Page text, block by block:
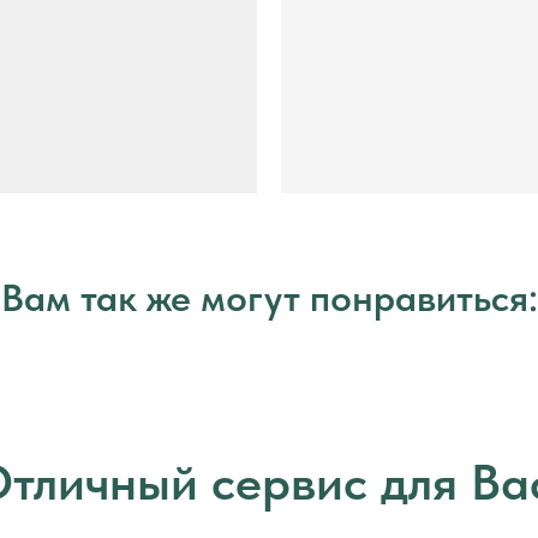
Вам так же могут понравиться:
сервис для